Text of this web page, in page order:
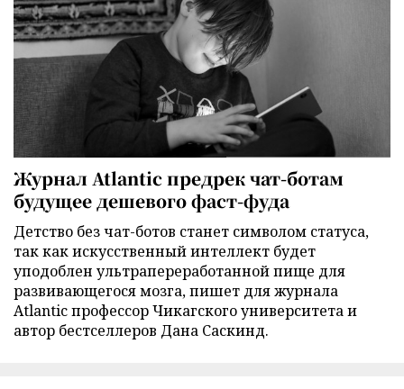
Журнал Atlantic предрек чат-ботам
будущее дешевого фаст-фуда
Детство без чат-ботов станет символом статуса,
так как искусственный интеллект будет
уподоблен ультрапереработанной пище для
развивающегося мозга, пишет для журнала
Atlantic профессор Чикагского университета и
автор бестселлеров Дана Саскинд.